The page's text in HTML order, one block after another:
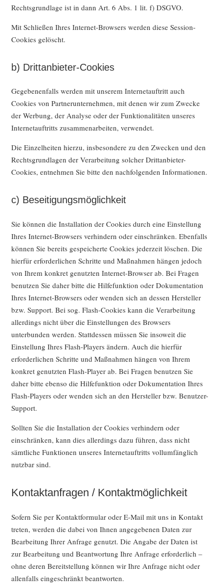
Rechtsgrundlage ist in dann Art. 6 Abs. 1 lit. f) DSGVO.
Mit Schließen Ihres Internet-Browsers werden diese Session-
Cookies gelöscht.
b) Drittanbieter-Cookies
Gegebenenfalls werden mit unserem Internetauftritt auch
Cookies von Partnerunternehmen, mit denen wir zum Zwecke
der Werbung, der Analyse oder der Funktionalitäten unseres
Internetauftritts zusammenarbeiten, verwendet.
Die Einzelheiten hierzu, insbesondere zu den Zwecken und den
Rechtsgrundlagen der Verarbeitung solcher Drittanbieter-
Cookies, entnehmen Sie bitte den nachfolgenden Informationen.
c) Beseitigungsmöglichkeit
Sie können die Installation der Cookies durch eine Einstellung
Ihres Internet-Browsers verhindern oder einschränken. Ebenfalls
können Sie bereits gespeicherte Cookies jederzeit löschen. Die
hierfür erforderlichen Schritte und Maßnahmen hängen jedoch
von Ihrem konkret genutzten Internet-Browser ab. Bei Fragen
benutzen Sie daher bitte die Hilfefunktion oder Dokumentation
Ihres Internet-Browsers oder wenden sich an dessen Hersteller
bzw. Support. Bei sog. Flash-Cookies kann die Verarbeitung
allerdings nicht über die Einstellungen des Browsers
unterbunden werden. Stattdessen müssen Sie insoweit die
Einstellung Ihres Flash-Players ändern. Auch die hierfür
erforderlichen Schritte und Maßnahmen hängen von Ihrem
konkret genutzten Flash-Player ab. Bei Fragen benutzen Sie
daher bitte ebenso die Hilfefunktion oder Dokumentation Ihres
Flash-Players oder wenden sich an den Hersteller bzw. Benutzer-
Support.
Sollten Sie die Installation der Cookies verhindern oder
einschränken, kann dies allerdings dazu führen, dass nicht
sämtliche Funktionen unseres Internetauftritts vollumfänglich
nutzbar sind.
Kontaktanfragen / Kontaktmöglichkeit
Sofern Sie per Kontaktformular oder E-Mail mit uns in Kontakt
treten, werden die dabei von Ihnen angegebenen Daten zur
Bearbeitung Ihrer Anfrage genutzt. Die Angabe der Daten ist
zur Bearbeitung und Beantwortung Ihre Anfrage erforderlich –
ohne deren Bereitstellung können wir Ihre Anfrage nicht oder
allenfalls eingeschränkt beantworten.